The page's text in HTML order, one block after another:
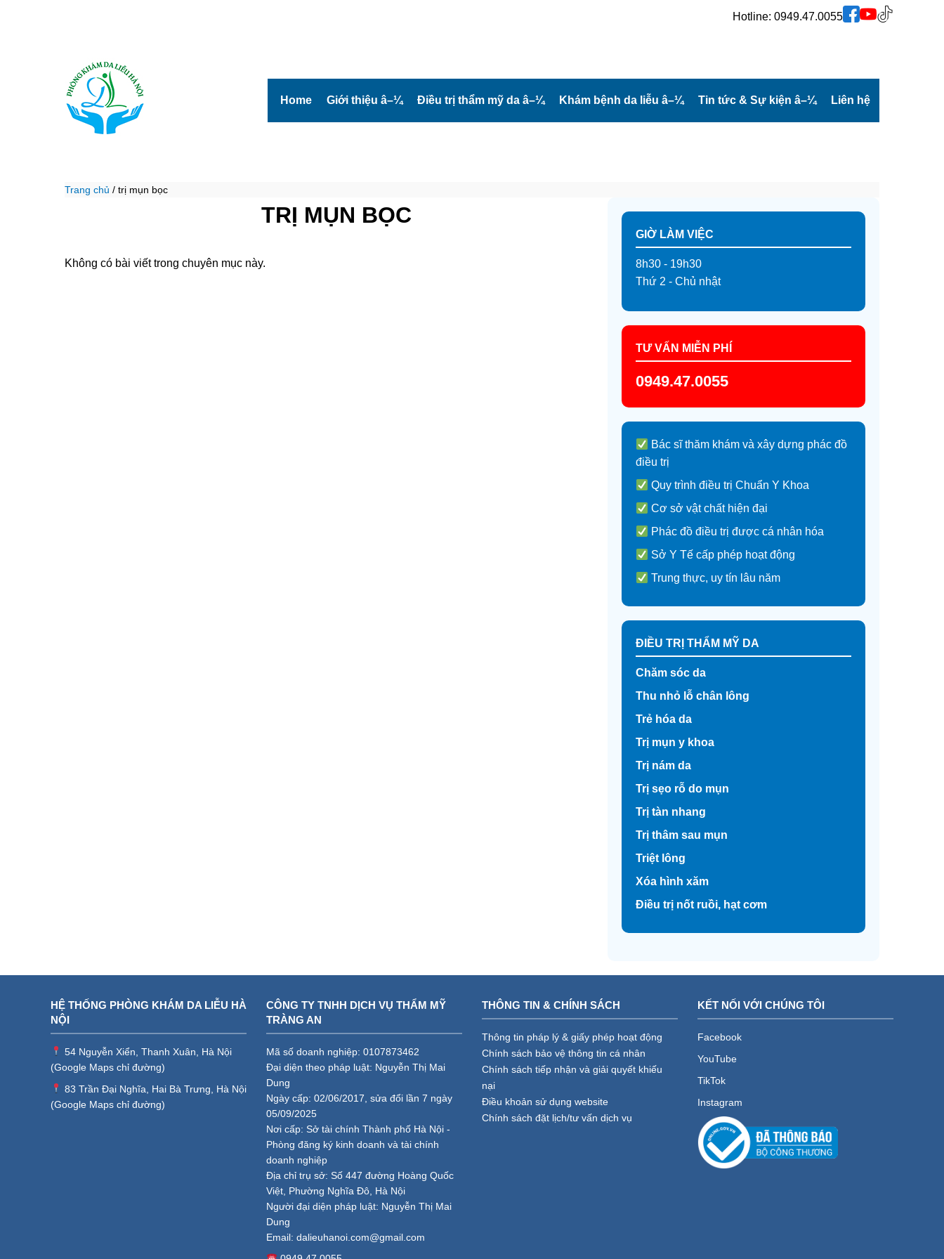
Hotline: 0949.47.0055
Home Giới thiệu â–¼ Điều trị thẩm mỹ da â–¼ Khám bệnh da liễu â–¼ Tin tức & Sự kiện â–¼ Liên hệ
Trang chủ / trị mụn bọc
TRỊ MỤN BỌC
Không có bài viết trong chuyên mục này.
GIỜ LÀM VIỆC
8h30 - 19h30
Thứ 2 - Chủ nhật
TƯ VẤN MIỄN PHÍ
0949.47.0055
Bác sĩ thăm khám và xây dựng phác đồ
điều trị
Quy trình điều trị Chuẩn Y Khoa
Cơ sở vật chất hiện đại
Phác đồ điều trị được cá nhân hóa
Sở Y Tế cấp phép hoạt động
Trung thực, uy tín lâu năm
ĐIỀU TRỊ THẨM MỸ DA
Chăm sóc da
Thu nhỏ lỗ chân lông
Trẻ hóa da
Trị mụn y khoa
Trị nám da
Trị sẹo rỗ do mụn
Trị tàn nhang
Trị thâm sau mụn
Triệt lông
Xóa hình xăm
Điều trị nốt ruồi, hạt cơm
HỆ THỐNG PHÒNG KHÁM DA LIỄU HÀ
NỘI
54 Nguyễn Xiển, Thanh Xuân, Hà Nội
(Google Maps chỉ đường)
83 Trần Đại Nghĩa, Hai Bà Trưng, Hà Nội
(Google Maps chỉ đường)
CÔNG TY TNHH DỊCH VỤ THẨM MỸ
TRÀNG AN
Mã số doanh nghiệp: 0107873462
Đại diện theo pháp luật: Nguyễn Thị Mai
Dung
Ngày cấp: 02/06/2017, sửa đổi lần 7 ngày
05/09/2025
Nơi cấp: Sở tài chính Thành phố Hà Nội -
Phòng đăng ký kinh doanh và tài chính
doanh nghiệp
Địa chỉ trụ sở: Số 447 đường Hoàng Quốc
Việt, Phường Nghĩa Đô, Hà Nội
Người đại diện pháp luật: Nguyễn Thị Mai
Dung
Email: dalieuhanoi.com@gmail.com
THÔNG TIN & CHÍNH SÁCH
Thông tin pháp lý & giấy phép hoạt động
Chính sách bảo vệ thông tin cá nhân
Chính sách tiếp nhận và giải quyết khiếu
nại
Điều khoản sử dụng website
Chính sách đặt lịch/tư vấn dịch vụ
KẾT NỐI VỚI CHÚNG TÔI
Facebook
YouTube
TikTok
Instagram